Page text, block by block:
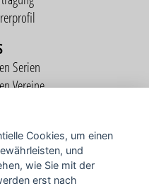
Serien
Vereine
Cookies, um einen
und
wie Sie mit der
erst nach